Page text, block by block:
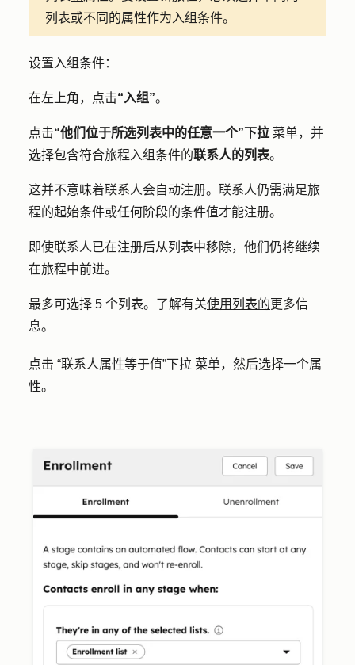
列表或不同的属性作为入组条件。
设置入组条件：
在左上角，点击“入组”。
点击“他们位于所选列表中的任意一个”下拉 菜单，并
选择包含符合旅程入组条件的联系人的列表。
这并不意味着联系人会自动注册。联系人仍需满足旅
程的起始条件或任何阶段的条件值才能注册。
即使联系人已在注册后从列表中移除，他们仍将继续
在旅程中前进。
最多可选择 5 个列表。了解有关使用列表的更多信
息。
点击 “联系人属性等于值”下拉 菜单，然后选择一个属
性。